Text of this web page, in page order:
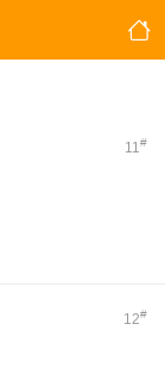
11#
12#